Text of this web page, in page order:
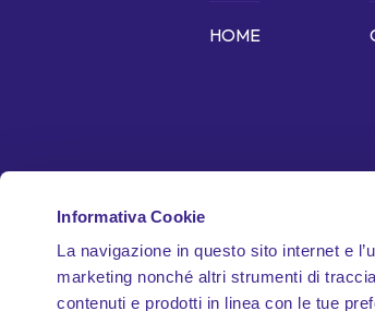
Informativa Cookie
La navigazione in questo sito internet e
marketing nonché altri strumenti di
contenuti e prodotti in linea con le tue
HOME